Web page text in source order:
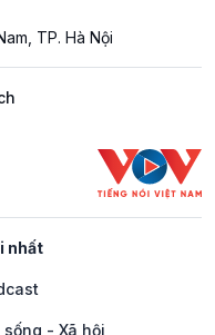
TP. Hà Nội
nhất
- Xã hội